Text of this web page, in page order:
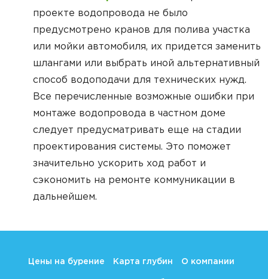
проекте водопровода не было
предусмотрено кранов для полива участка
или мойки автомобиля, их придется заменить
шлангами или выбрать иной альтернативный
способ водоподачи для технических нужд.
Все перечисленные возможные ошибки при
монтаже водопровода в частном доме
следует предусматривать еще на стадии
проектирования системы. Это поможет
значительно ускорить ход работ и
сэкономить на ремонте коммуникации в
дальнейшем.
Цены на бурение Карта глубин О компании